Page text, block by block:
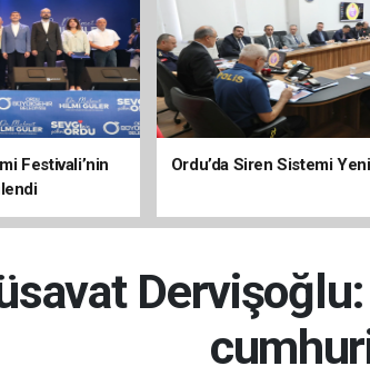
Festivali’nin
Ordu’da Siren Sistemi